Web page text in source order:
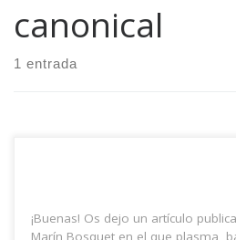
canonical
1 entrada
¡Buenas! Os dejo un artículo
Marín Bosquet en el que plasma,